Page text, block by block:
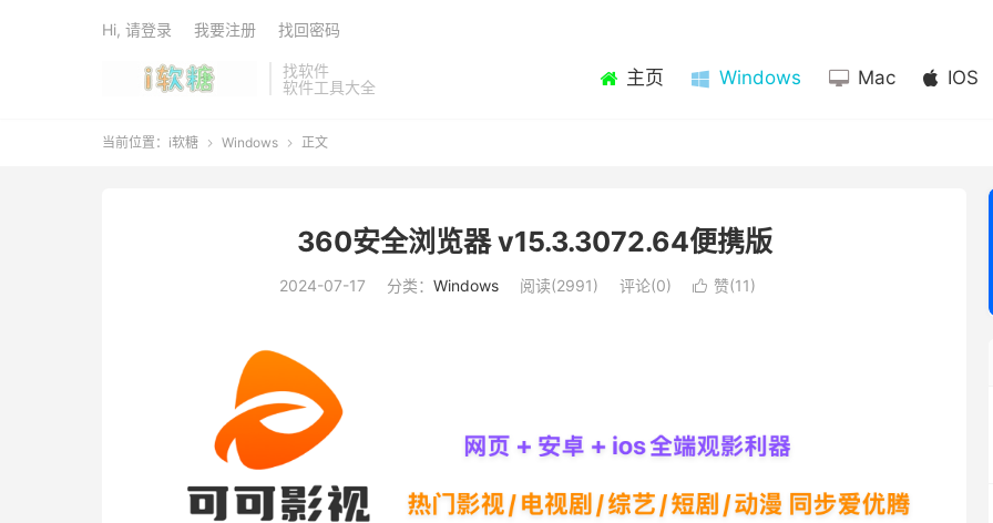
找软件
软件工具大全
主页 Windows Mac IOS
Hi, 请登录 我要注册 找回密码
当前位置： i软糖  Windows  正文
360安全浏览器 v15.3.3072.64便携版
2024-07-17 分类： Windows 阅读(2991) 评论(0)  赞(11)